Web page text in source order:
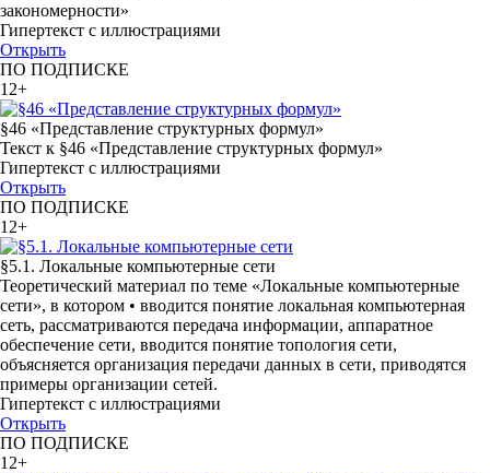
закономерности»
Гипертекст с иллюстрациями
Открыть
ПО ПОДПИСКЕ
12+
§46 «Представление структурных формул»
Текст к §46 «Представление структурных формул»
Гипертекст с иллюстрациями
Открыть
ПО ПОДПИСКЕ
12+
§5.1. Локальные компьютерные сети
Теоретический материал по теме «Локальные компьютерные
сети», в котором • вводится понятие локальная компьютерная
сеть, рассматриваются передача информации, аппаратное
обеспечение сети, вводится понятие топология сети,
объясняется организация передачи данных в сети, приводятся
примеры организации сетей.
Гипертекст с иллюстрациями
Открыть
ПО ПОДПИСКЕ
12+